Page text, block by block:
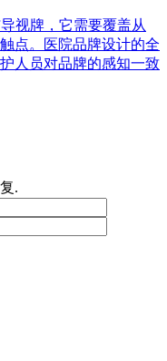
视牌，它需要覆盖从
点。医院品牌设计的全
人员对品牌的感知一致
.